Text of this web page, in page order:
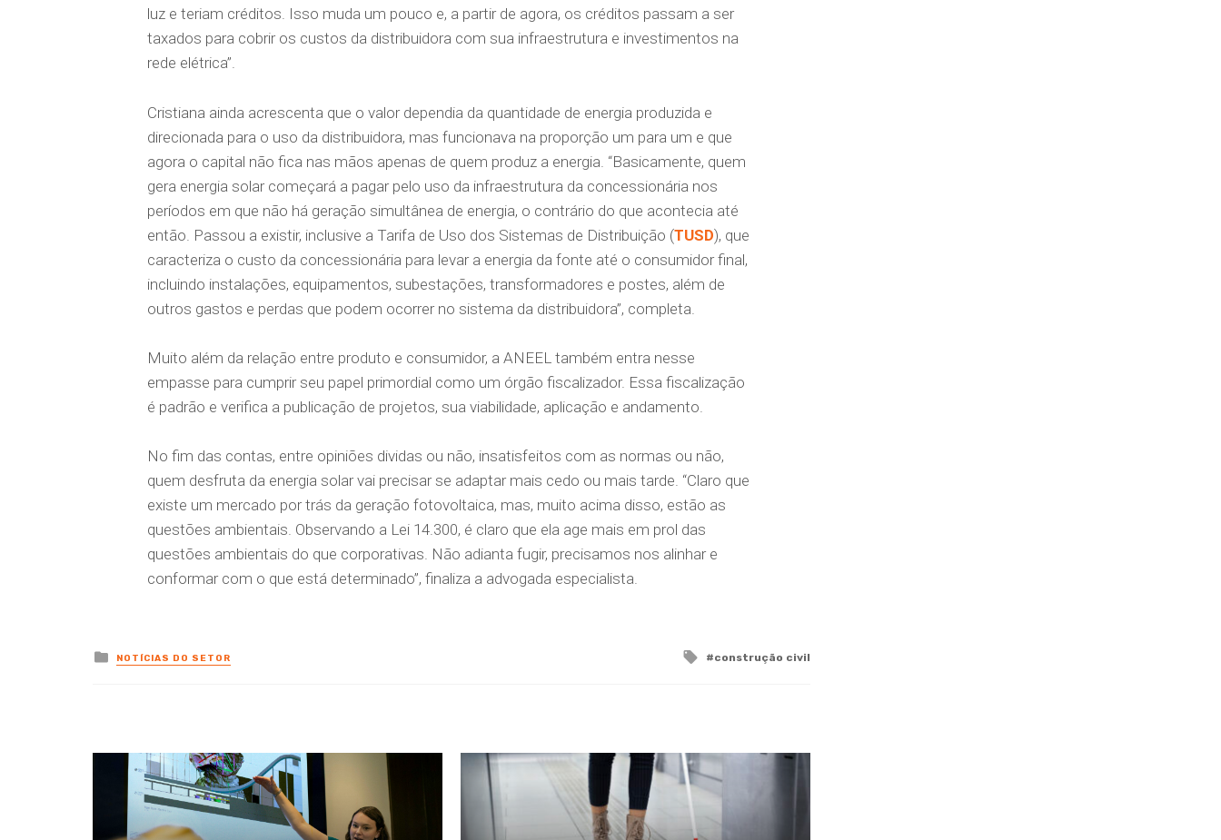
luz e teriam créditos. Isso muda um pouco e, a partir de agora, os créditos passam a ser
taxados para cobrir os custos da distribuidora com sua infraestrutura e investimentos na
rede elétrica”.
Cristiana ainda acrescenta que o valor dependia da quantidade de energia produzida e
direcionada para o uso da distribuidora, mas funcionava na proporção um para um e que
agora o capital não fica nas mãos apenas de quem produz a energia. “Basicamente, quem
gera energia solar começará a pagar pelo uso da infraestrutura da concessionária nos
períodos em que não há geração simultânea de energia, o contrário do que acontecia até
então. Passou a existir, inclusive a Tarifa de Uso dos Sistemas de Distribuição (TUSD), que
caracteriza o custo da concessionária para levar a energia da fonte até o consumidor final,
incluindo instalações, equipamentos, subestações, transformadores e postes, além de
outros gastos e perdas que podem ocorrer no sistema da distribuidora”, completa.
Muito além da relação entre produto e consumidor, a ANEEL também entra nesse
empasse para cumprir seu papel primordial como um órgão fiscalizador. Essa fiscalização
é padrão e verifica a publicação de projetos, sua viabilidade, aplicação e andamento.
No fim das contas, entre opiniões dividas ou não, insatisfeitos com as normas ou não,
quem desfruta da energia solar vai precisar se adaptar mais cedo ou mais tarde. “Claro que
existe um mercado por trás da geração fotovoltaica, mas, muito acima disso, estão as
questões ambientais. Observando a Lei 14.300, é claro que ela age mais em prol das
questões ambientais do que corporativas. Não adianta fugir, precisamos nos alinhar e
conformar com o que está determinado”, finaliza a advogada especialista.
Posted
in
NOTÍCIAS DO SETOR
Tagged
construção civil